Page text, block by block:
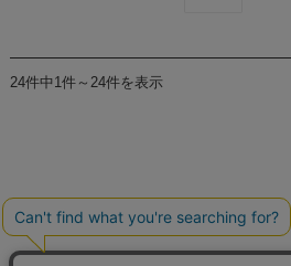
24件中1件～24件を表示